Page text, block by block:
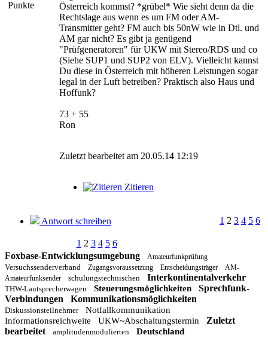
Punkte
Österreich kommst? *grübel* Wie sieht denn da die
Rechtslage aus wenn es um FM oder AM-
Transmitter geht? FM auch bis 50nW wie in Dtl. und
AM gar nicht? Es gibt ja genügend
"Prüfgeneratoren" für UKW mit Stereo/RDS und co
(Siehe SUP1 und SUP2 von ELV). Vielleicht kannst
Du diese in Österreich mit höheren Leistungen sogar
legal in der Luft betreiben? Praktisch also Haus und
Hoffunk?
73 + 55
Ron
Zuletzt bearbeitet am 20.05.14 12:19
Zitieren
Antwort schreiben 1 2 3 4 5 6
1 2 3 4 5 6
Foxbase-Entwicklungsumgebung
Amateurfunkprüfung
Versuchssenderverband Zugangsvoraussetzung Entscheidungsträger
AM-
Amateurfunksender
schulungstechnischen Interkontinentalverkehr
THW-Lautsprecherwagen Steuerungsmöglichkeiten
Sprechfunk-
Verbindungen
Kommunikationsmöglichkeiten
Diskussionsteilnehmer
Notfallkommunikation
Informationsreichweite
UKW~Abschaltungstermin
Zuletzt
bearbeitet
amplitudenmodulierten Deutschland